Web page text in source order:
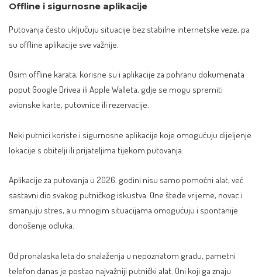
Offline i sigurnosne aplikacije
Putovanja često uključuju situacije bez stabilne internetske veze, pa
su offline aplikacije sve važnije.
Osim offline karata, korisne su i aplikacije za pohranu dokumenata
poput Google Drivea ili Apple Walleta, gdje se mogu spremiti
avionske karte, putovnice ili rezervacije.
Neki putnici koriste i sigurnosne aplikacije koje omogućuju dijeljenje
lokacije s obitelji ili prijateljima tijekom putovanja.
Aplikacije za putovanja u 2026. godini nisu samo pomoćni alat, već
sastavni dio svakog putničkog iskustva. One štede vrijeme, novac i
smanjuju stres, a u mnogim situacijama omogućuju i spontanije
donošenje odluka.
Od pronalaska leta do snalaženja u nepoznatom gradu, pametni
telefon danas je postao najvažniji putnički alat. Oni koji ga znaju